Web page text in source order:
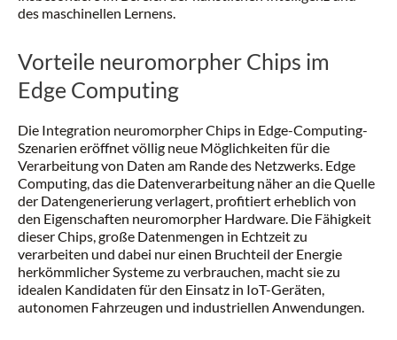
des maschinellen Lernens.
Vorteile neuromorpher Chips im
Edge Computing
Die Integration neuromorpher Chips in Edge-Computing-
Szenarien eröffnet völlig neue Möglichkeiten für die
Verarbeitung von Daten am Rande des Netzwerks. Edge
Computing, das die Datenverarbeitung näher an die Quelle
der Datengenerierung verlagert, profitiert erheblich von
den Eigenschaften neuromorpher Hardware. Die Fähigkeit
dieser Chips, große Datenmengen in Echtzeit zu
verarbeiten und dabei nur einen Bruchteil der Energie
herkömmlicher Systeme zu verbrauchen, macht sie zu
idealen Kandidaten für den Einsatz in IoT-Geräten,
autonomen Fahrzeugen und industriellen Anwendungen.